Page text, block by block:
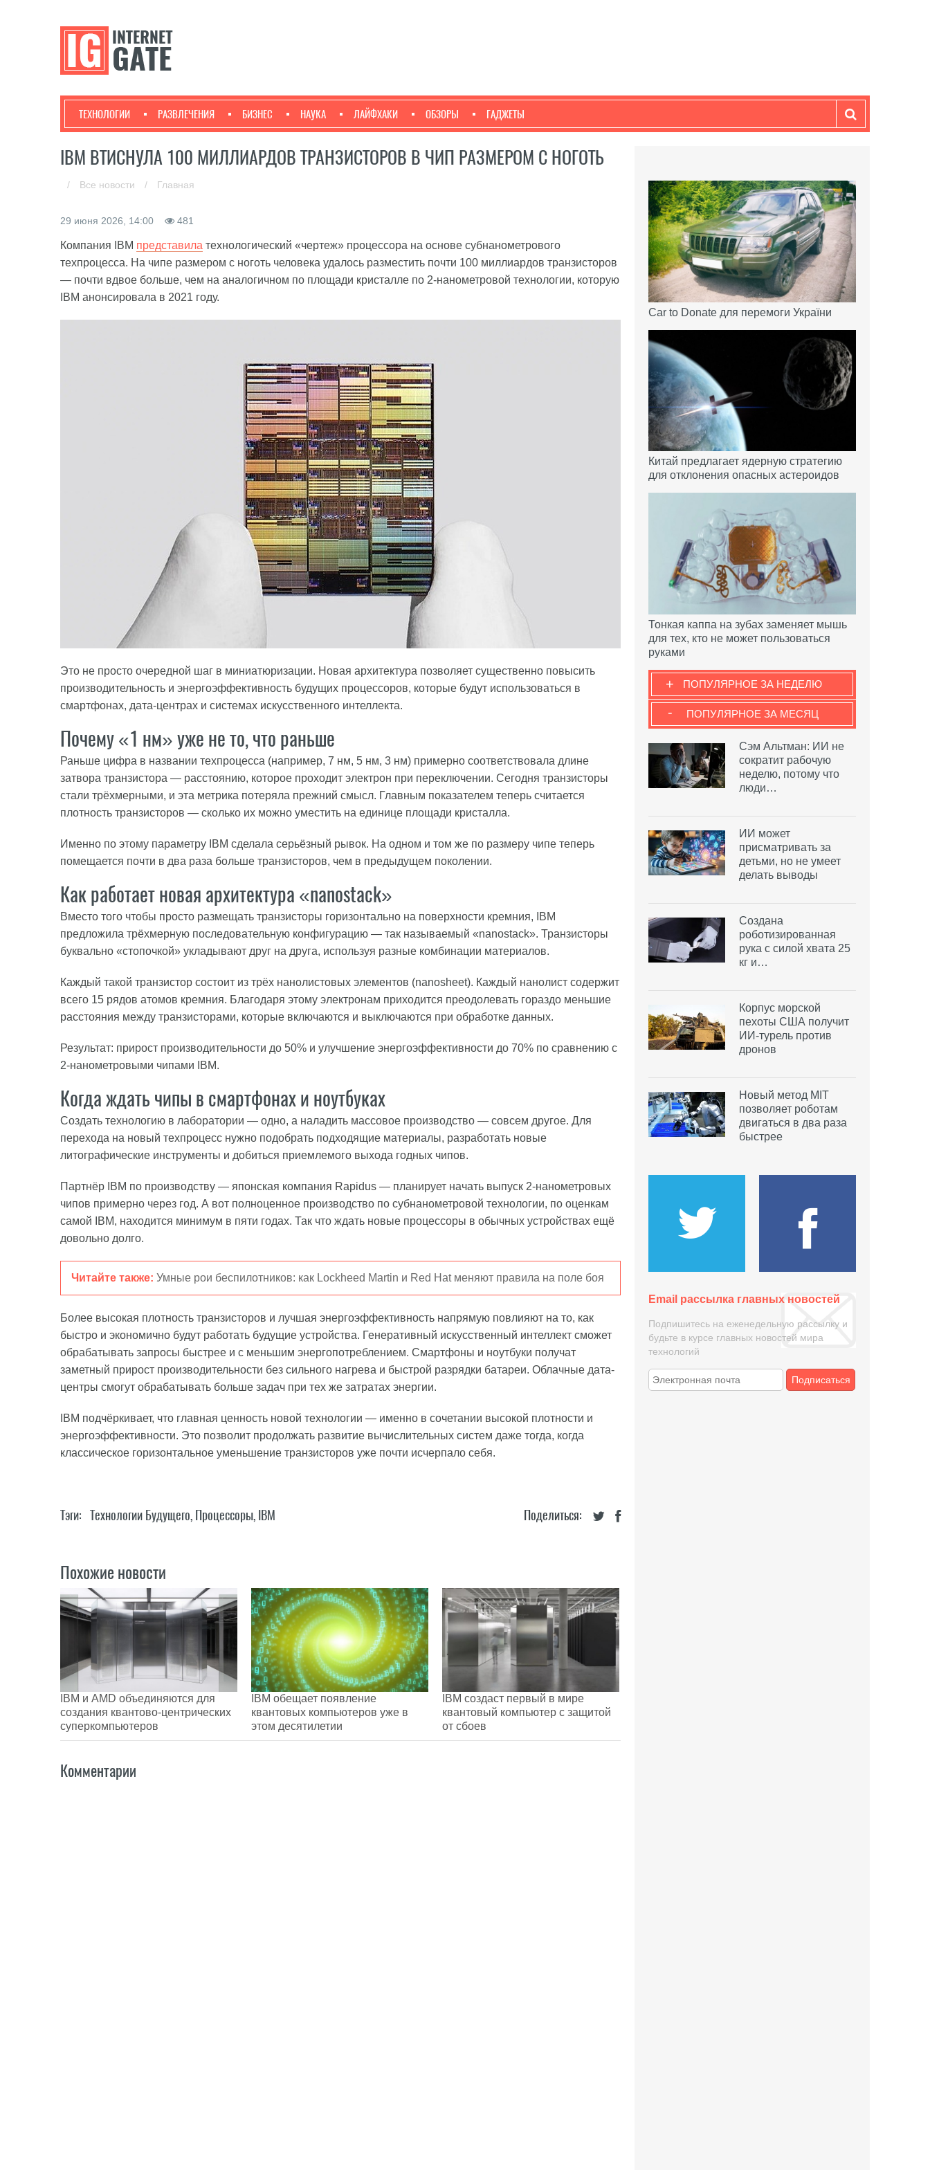
ТЕХНОЛОГИИ РАЗВЛЕЧЕНИЯ БИЗНЕС НАУКА ЛАЙФХАКИ ОБЗОРЫ ГАДЖЕТЫ
IBM ВТИСНУЛА 100 МИЛЛИАРДОВ ТРАНЗИСТОРОВ В ЧИП РАЗМЕРОМ С НОГОТЬ
/ Все новости / Главная
29 июня 2026, 14:00 481
Компания IBM представила технологический «чертеж» процессора на основе субнанометрового
техпроцесса. На чипе размером с ноготь человека удалось разместить почти 100 миллиардов транзисторов
— почти вдвое больше, чем на аналогичном по площади кристалле по 2-нанометровой технологии, которую
IBM анонсировала в 2021 году.
Это не просто очередной шаг в миниатюризации. Новая архитектура позволяет существенно повысить
производительность и энергоэффективность будущих процессоров, которые будут использоваться в
смартфонах, дата-центрах и системах искусственного интеллекта.
Почему «1 нм» уже не то, что раньше
Раньше цифра в названии техпроцесса (например, 7 нм, 5 нм, 3 нм) примерно соответствовала длине
затвора транзистора — расстоянию, которое проходит электрон при переключении. Сегодня транзисторы
стали трёхмерными, и эта метрика потеряла прежний смысл. Главным показателем теперь считается
плотность транзисторов — сколько их можно уместить на единице площади кристалла.
Именно по этому параметру IBM сделала серьёзный рывок. На одном и том же по размеру чипе теперь
помещается почти в два раза больше транзисторов, чем в предыдущем поколении.
Как работает новая архитектура «nanostack»
Вместо того чтобы просто размещать транзисторы горизонтально на поверхности кремния, IBM
предложила трёхмерную последовательную конфигурацию — так называемый «nanostack». Транзисторы
буквально «стопочкой» укладывают друг на друга, используя разные комбинации материалов.
Каждый такой транзистор состоит из трёх нанолистовых элементов (nanosheet). Каждый нанолист содержит
всего 15 рядов атомов кремния. Благодаря этому электронам приходится преодолевать гораздо меньшие
расстояния между транзисторами, которые включаются и выключаются при обработке данных.
Результат: прирост производительности до 50% и улучшение энергоэффективности до 70% по сравнению с
2-нанометровыми чипами IBM.
Когда ждать чипы в смартфонах и ноутбуках
Создать технологию в лаборатории — одно, а наладить массовое производство — совсем другое. Для
перехода на новый техпроцесс нужно подобрать подходящие материалы, разработать новые
литографические инструменты и добиться приемлемого выхода годных чипов.
Партнёр IBM по производству — японская компания Rapidus — планирует начать выпуск 2-нанометровых
чипов примерно через год. А вот полноценное производство по субнанометровой технологии, по оценкам
самой IBM, находится минимум в пяти годах. Так что ждать новые процессоры в обычных устройствах ещё
довольно долго.
Читайте также: Умные рои беспилотников: как Lockheed Martin и Red Hat меняют правила на поле боя
Более высокая плотность транзисторов и лучшая энергоэффективность напрямую повлияют на то, как
быстро и экономично будут работать будущие устройства. Генеративный искусственный интеллект сможет
обрабатывать запросы быстрее и с меньшим энергопотреблением. Смартфоны и ноутбуки получат
заметный прирост производительности без сильного нагрева и быстрой разрядки батареи. Облачные дата-
центры смогут обрабатывать больше задач при тех же затратах энергии.
IBM подчёркивает, что главная ценность новой технологии — именно в сочетании высокой плотности и
энергоэффективности. Это позволит продолжать развитие вычислительных систем даже тогда, когда
классическое горизонтальное уменьшение транзисторов уже почти исчерпало себя.
Поделиться:
Тэги: Технологии Будущего, Процессоры, IBM
Похожие новости
IBM и AMD объединяются для
создания квантово-центрических
суперкомпьютеров
IBM обещает появление
квантовых компьютеров уже в
этом десятилетии
IBM создаст первый в мире
квантовый компьютер с защитой
от сбоев
Комментарии
Car to Donate для перемоги України
Китай предлагает ядерную стратегию
для отклонения опасных астероидов
Тонкая каппа на зубах заменяет мышь
для тех, кто не может пользоваться
руками
ПОПУЛЯРНОЕ ЗА НЕДЕЛЮ
+
ПОПУЛЯРНОЕ ЗА МЕСЯЦ
-
Сэм Альтман: ИИ не
сократит рабочую
неделю, потому что
люди…
ИИ может
присматривать за
детьми, но не умеет
делать выводы
Создана
роботизированная
рука с силой хвата 25
кг и…
Корпус морской
пехоты США получит
ИИ-турель против
дронов
Новый метод MIT
позволяет роботам
двигаться в два раза
быстрее
Email рассылка главных новостей
Подпишитесь на еженедельную рассылку и
будьте в курсе главных новостей мира
технологий
Подписаться